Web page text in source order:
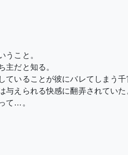
うこと。
主だと知る。
ていることが彼にバレてしまう千
与えられる快感に翻弄されていた
て…。